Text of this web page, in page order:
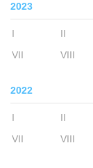
2023
I II
VII
VIII
2022
I II
VII
VIII